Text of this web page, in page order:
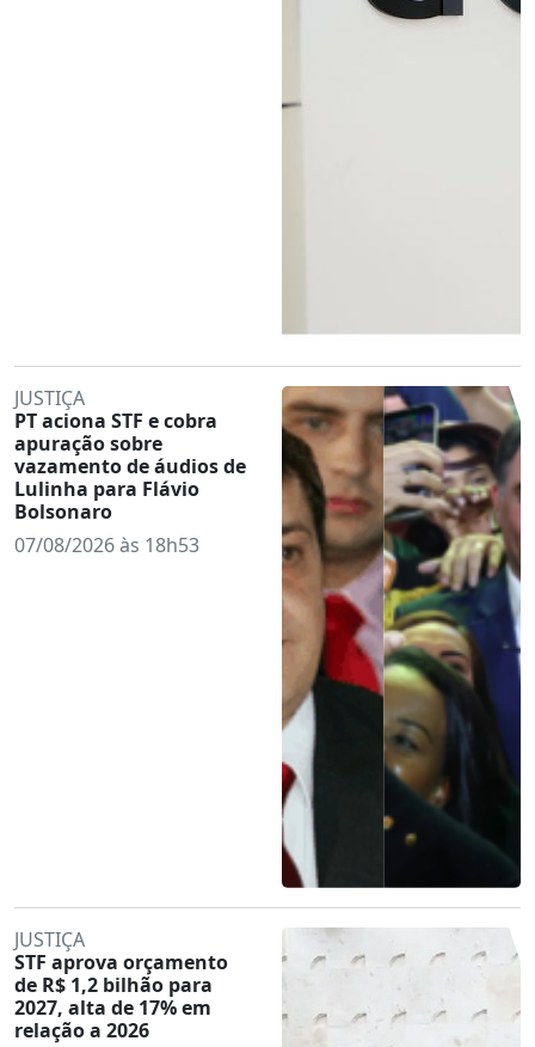
JUSTIÇA
PT aciona STF e cobra
apuração sobre
vazamento de áudios de
Lulinha para Flávio
Bolsonaro
07/08/2026 às 18h53
JUSTIÇA
STF aprova orçamento
de R$ 1,2 bilhão para
2027, alta de 17% em
relação a 2026